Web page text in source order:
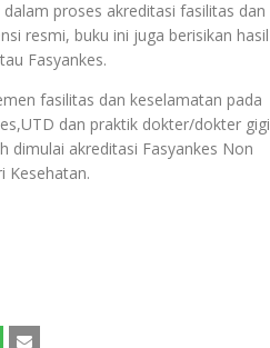
proses akreditasi fasilitas dan
resmi, buku ini juga berisikan hasil
Fasyankes.
fasilitas dan keselamatan pada
dan praktik dokter/dokter gigi
dimulai akreditasi Fasyankes Non
Kesehatan.